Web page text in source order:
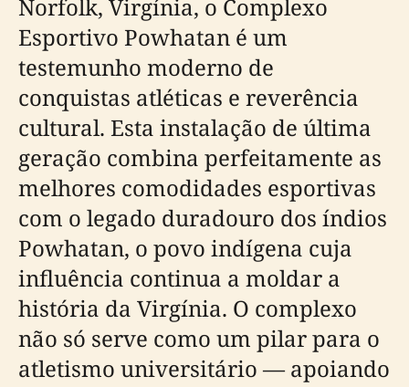
Norfolk, Virgínia, o Complexo
Esportivo Powhatan é um
testemunho moderno de
conquistas atléticas e reverência
cultural. Esta instalação de última
geração combina perfeitamente as
melhores comodidades esportivas
com o legado duradouro dos índios
Powhatan, o povo indígena cuja
influência continua a moldar a
história da Virgínia. O complexo
não só serve como um pilar para o
atletismo universitário — apoiando